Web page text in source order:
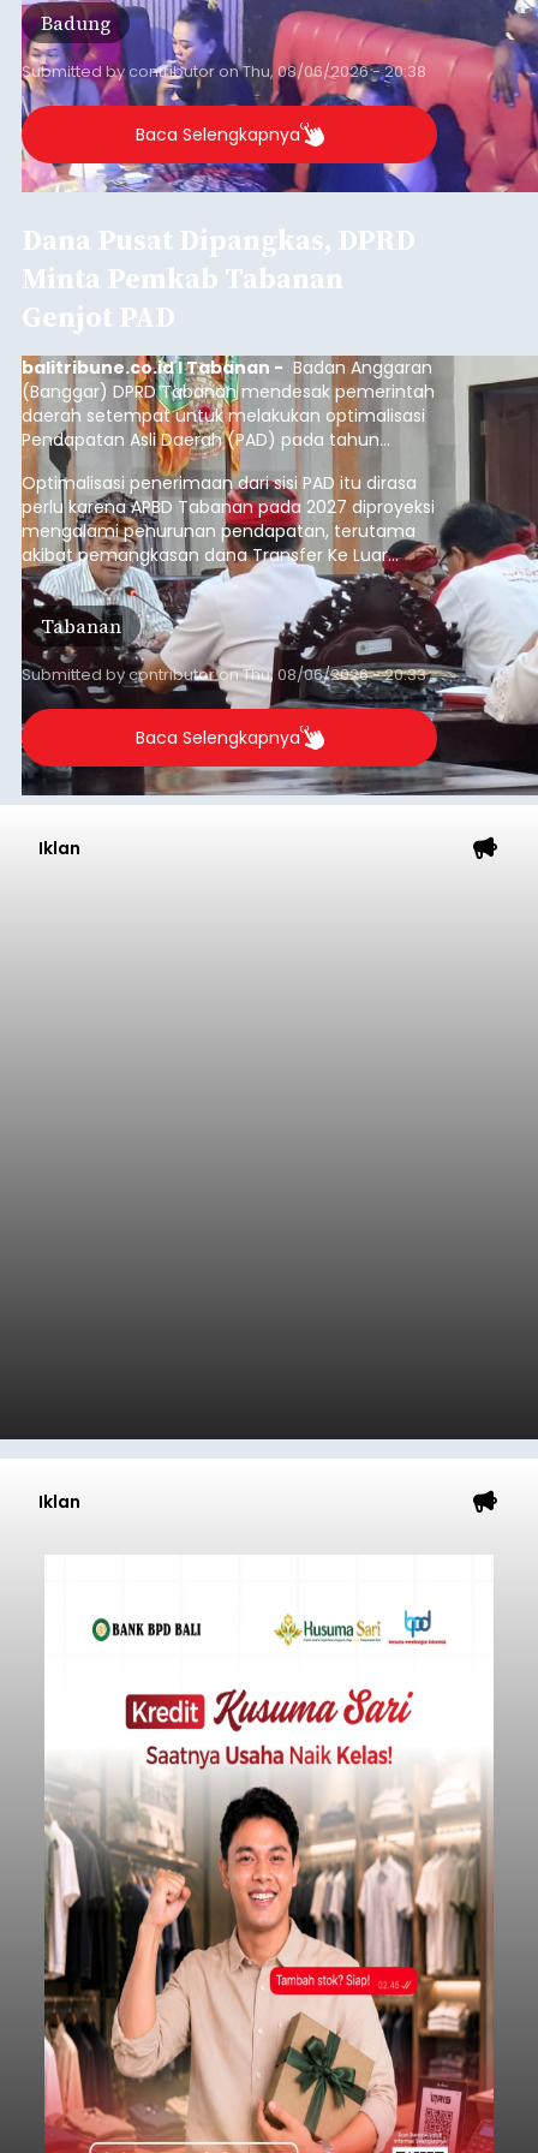
Badung
Submitted bycontributoronThu, 08/06/2026 - 20:38
Baca Selengkapnya
Dana Pusat Dipangkas, DPRD
Minta Pemkab Tabanan
Genjot PAD
balitribune.co.id I Tabanan - Badan Anggaran
(Banggar) DPRD Tabanan mendesak pemerintah
daerah setempat untuk melakukan optimalisasi
Pendapatan Asli Daerah (PAD) pada tahun
anggaran 2027.
Optimalisasi penerimaan dari sisi PAD itu dirasa
perlu karena APBD Tabanan pada 2027 diproyeksi
mengalami penurunan pendapatan, terutama
akibat pemangkasan dana Transfer Ke Luar
Daerah (TKD) dari pemerintah pusat.
Tabanan
Submitted bycontributoronThu, 08/06/2026 - 20:33
Baca Selengkapnya
Iklan
Iklan